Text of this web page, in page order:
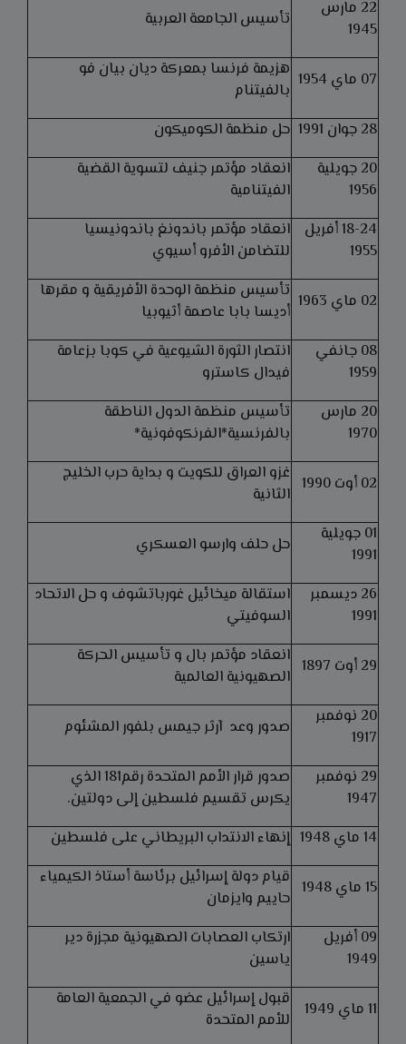
22 مارس
1945
تأسيس الجامعة العربية
07 ماي 1954
هزيمة فرنسا بمعركة ديان بيان فو
بالفيتنام
28 جوان 1991
حل منظمة الكوميكون
20 جويلية
1956
انعقاد مؤتمر جنيف لتسوية القضية
الفيتنامية
18-24 أفريل
1955
انعقاد مؤتمر باندونغ باندونيسيا
للتضامن الأفرو أسيوي
02 ماي 1963
تأسيس منظمة الوحدة الأفريقية و مقرها
أديسا بابا عاصمة أثيوبيا
08 جانفي
1959
انتصار الثورة الشيوعية في كوبا بزعامة
فيدال كاسترو
20 مارس
1970
تأسيس منظمة الدول الناطقة
بالفرنسية*الفرنكوفونية*
02 أوت 1990
غزو العراق للكويت و بداية حرب الخليج
الثانية
01 جويلية
1991
حل حلف وارسو العسكري
26 ديسمبر
1991
استقالة ميخائيل غورباتشوف و حل الاتحاد
السوفيتي
29 أوت 1897
انعقاد مؤتمر بال و تأسيس الحركة
الصهيونية العالمية
20 نوفمبر
1917
صدور وعد آرثر جيمس بلفور المشئوم
29 نوفمبر
1947
صدور قرار الأمم المتحدة رقم181 الذي
يكرس تقسيم فلسطين إلى دولتين.
14 ماي 1948
إنهاء الانتداب البريطاني على فلسطين
15 ماي 1948
قيام دولة إسرائيل برئاسة أستاذ الكيمياء
حاييم وايزمان
09 أفريل
1949
ارتكاب العصابات الصهيونية مجزرة دير
ياسين
11 ماي 1949
قبول إسرائيل عضو في الجمعية العامة
للأمم المتحدة